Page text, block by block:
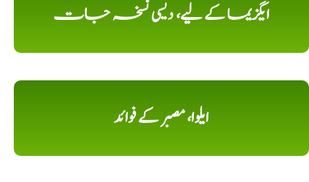
ایگزیما کے لیے، دیسی نسخہ جات
ایلوا، مصبر کے فوائد